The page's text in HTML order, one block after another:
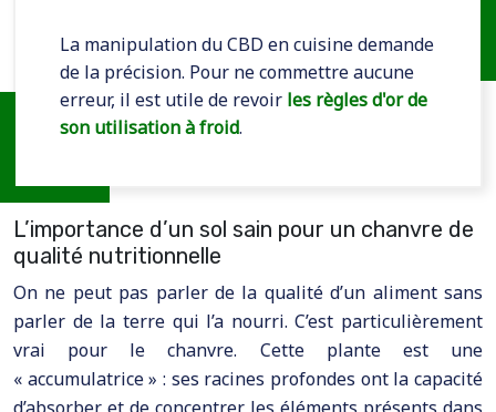
La manipulation du CBD en cuisine demande
de la précision. Pour ne commettre aucune
erreur, il est utile de revoir les règles d'or de
son utilisation à froid.
L’importance d’un sol sain pour un chanvre de
qualité nutritionnelle
On ne peut pas parler de la qualité d’un aliment sans
parler de la terre qui l’a nourri. C’est particulièrement
vrai pour le chanvre. Cette plante est une
« accumulatrice » : ses racines profondes ont la capacité